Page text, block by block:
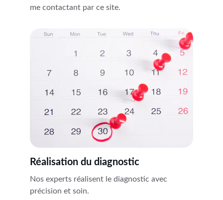
me contactant par ce site.
Réalisation du diagnostic
Nos experts réalisent le diagnostic avec
précision et soin.